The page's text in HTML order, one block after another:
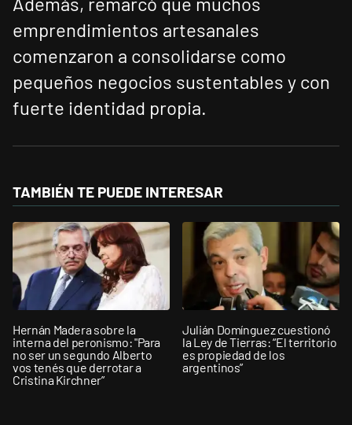
emprendimientos artesanales
comenzaron a consolidarse como
pequeños negocios sustentables y con
fuerte identidad propia.
TAMBIÉN TE PUEDE INTERESAR
Hernán Madera sobre la
interna del peronismo: "Para
no ser un segundo Alberto
vos tenés que derrotar a
Cristina Kirchner”
Julián Domínguez cuestionó
la Ley de Tierras: “El territorio
es propiedad de los
argentinos”